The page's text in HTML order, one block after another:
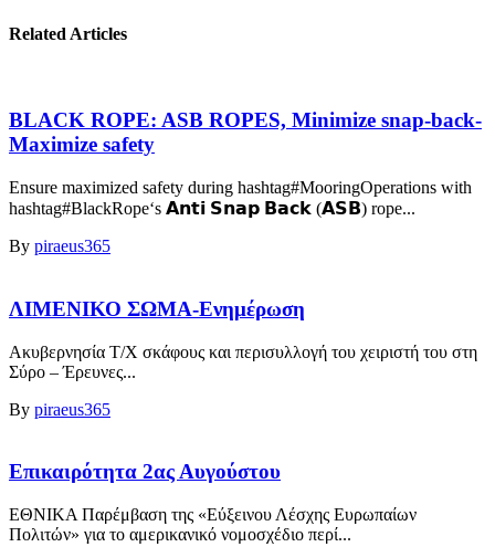
Related Articles
BLACK ROPE: ASB ROPES, Minimize snap-back-
Maximize safety
Ensure maximized safety during hashtag#MooringOperations with
hashtag#BlackRope‘s 𝗔𝗻𝘁𝗶 𝗦𝗻𝗮𝗽 𝗕𝗮𝗰𝗸 (𝗔𝗦𝗕) rope...
By piraeus365
ΛΙΜΕΝΙΚΟ ΣΩΜΑ-Ενημέρωση
Ακυβερνησία Τ/Χ σκάφους και περισυλλογή του χειριστή του στη
Σύρο – Έρευνες...
By piraeus365
Επικαιρότητα 2ας Αυγούστου
ΕΘΝΙΚΑ Παρέμβαση της «Εύξεινου Λέσχης Ευρωπαίων
Πολιτών» για το αμερικανικό νομοσχέδιο περί...